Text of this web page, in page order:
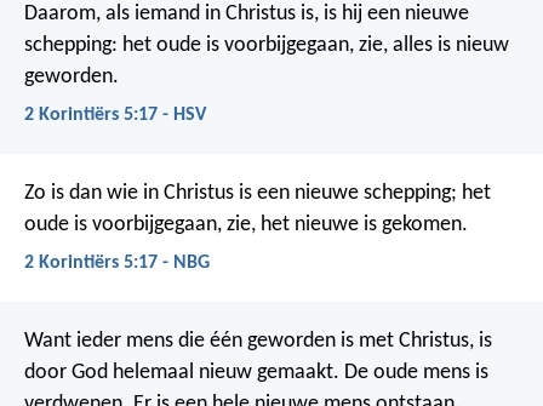
Daarom, als iemand in Christus is, is hij een nieuwe
schepping: het oude is voorbijgegaan, zie, alles is nieuw
geworden.
2 Korintiërs 5:17 - HSV
Zo is dan wie in Christus is een nieuwe schepping; het
oude is voorbijgegaan, zie, het nieuwe is gekomen.
2 Korintiërs 5:17 - NBG
Want ieder mens die één geworden is met Christus, is
door God helemaal nieuw gemaakt. De oude mens is